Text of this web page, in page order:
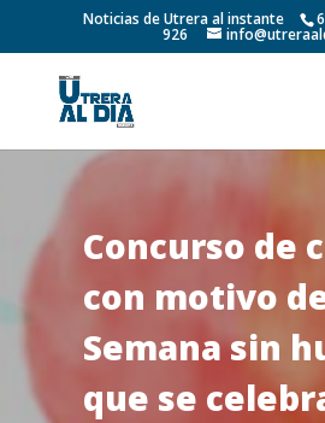
Noticias de Utrera al instante
926
Concurso de
con motivo
Semana sin
que se